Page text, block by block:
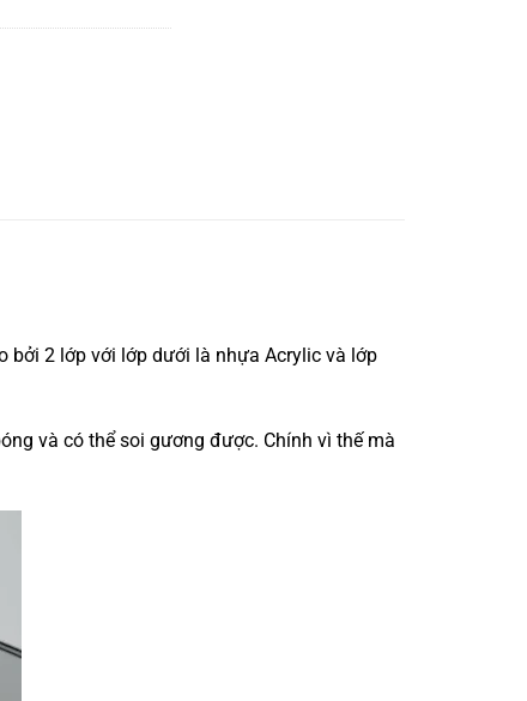
bởi 2 lớp với lớp dưới là nhựa Acrylic và lớp
và có thể soi gương được. Chính vì thế mà